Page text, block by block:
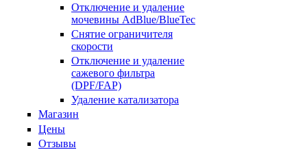
Отключение и удаление
мочевины AdBlue/BlueTec
Снятие ограничителя
скорости
Отключение и удаление
сажевого фильтра
(DPF/FAP)
Удаление катализатора
Магазин
Цены
Отзывы